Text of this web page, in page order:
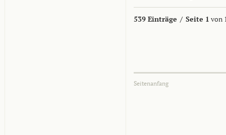
539 Einträge / Seite 1 von
Seitenanfang